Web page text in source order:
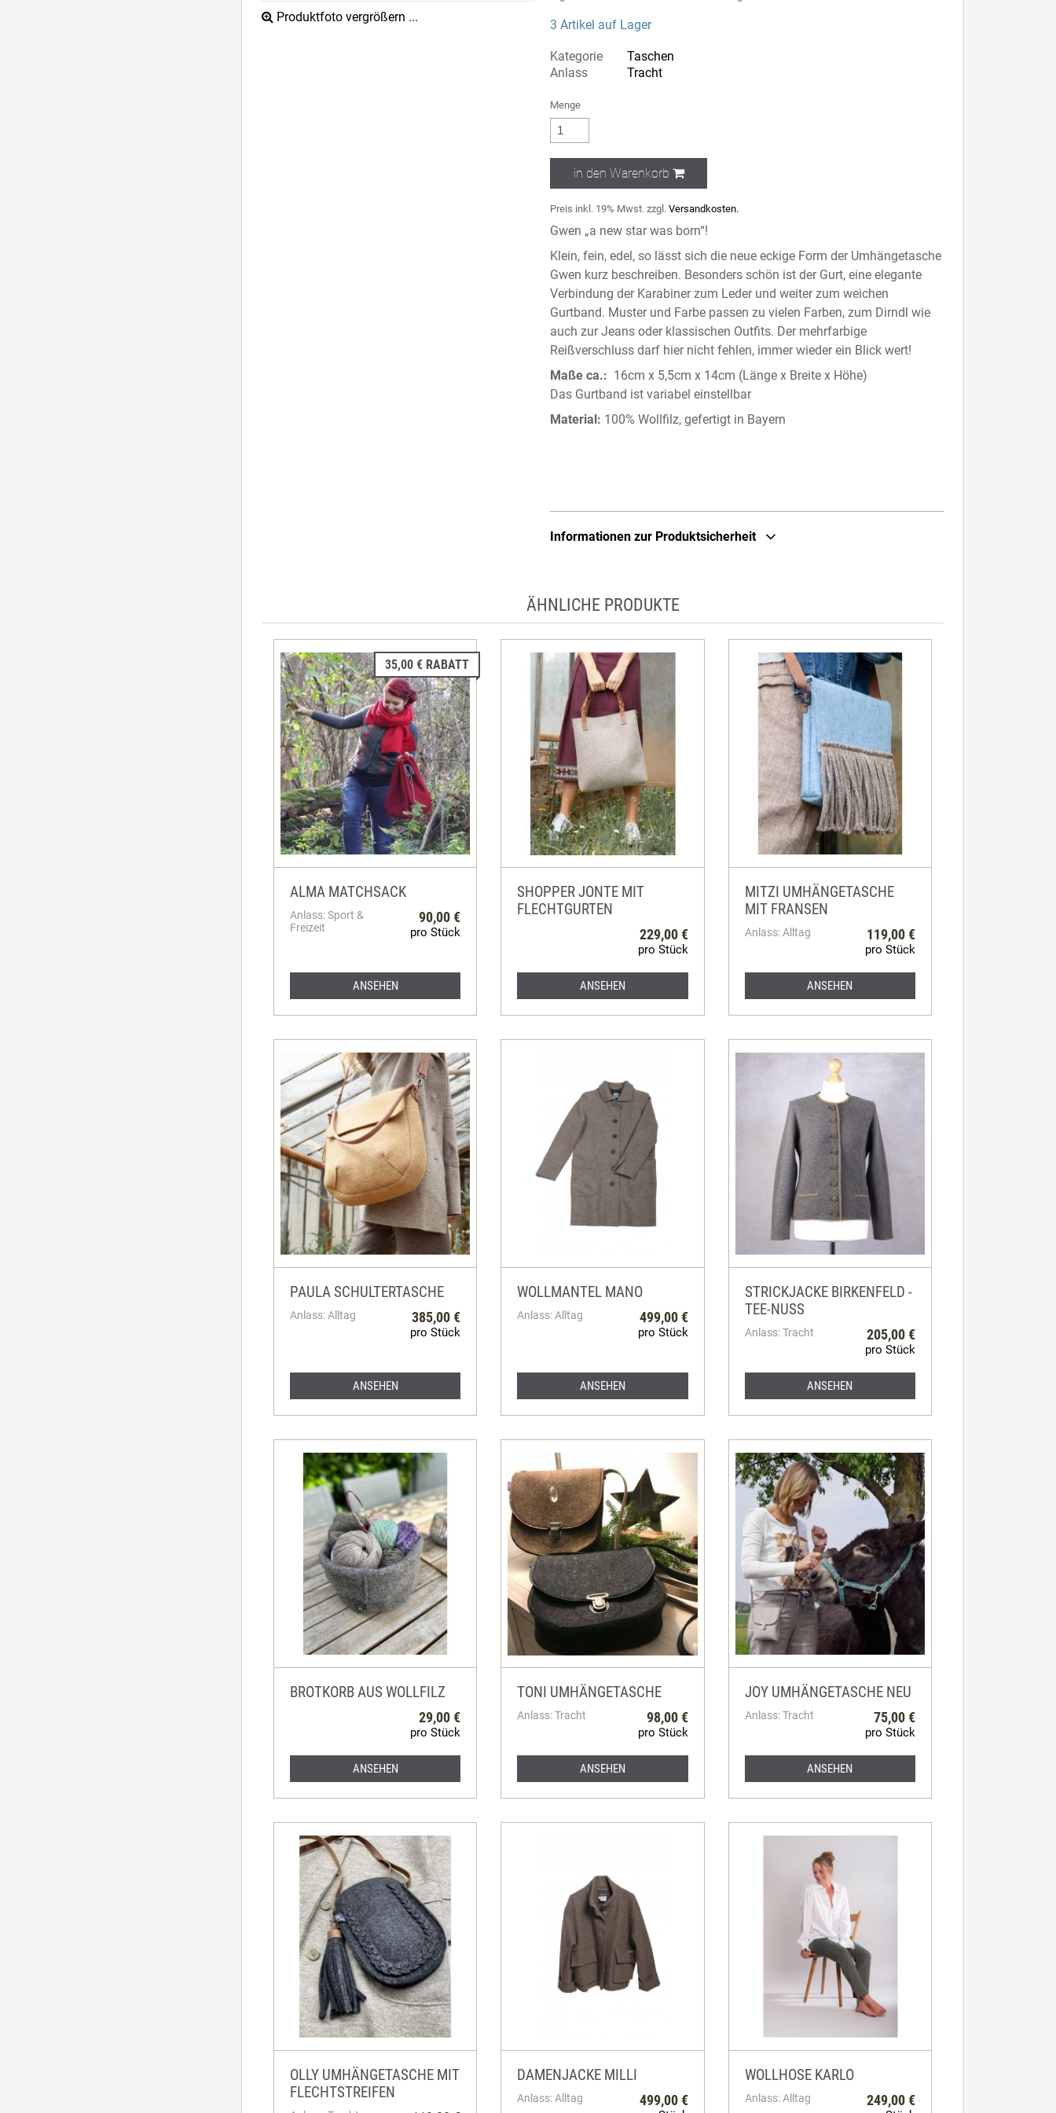
Produktfoto vergrößern ... 3 Artikel auf Lager
Kategorie
Taschen
Anlass
Tracht
Menge
in den Warenkorb
Preis inkl. 19% Mwst. zzgl.Versandkosten.
Gwen „a new star was born“!
Klein, fein, edel, so lässt sich die neue eckige Form der Umhängetasche
Gwen kurz beschreiben. Besonders schön ist der Gurt, eine elegante
Verbindung der Karabiner zum Leder und weiter zum weichen
Gurtband. Muster und Farbe passen zu vielen Farben, zum Dirndl wie
auch zur Jeans oder klassischen Outfits. Der mehrfarbige
Reißverschluss darf hier nicht fehlen, immer wieder ein Blick wert!
Maße ca.: 16cm x 5,5cm x 14cm (Länge x Breite x Höhe)
Das Gurtband ist variabel einstellbar
Material: 100% Wollfilz, gefertigt in Bayern
Informationen zur Produktsicherheit
ÄHNLICHE PRODUKTE
35,00 € RABATT
ALMA MATCHSACK
Anlass: Sport &
Freizeit
90,00 €
pro Stück
ANSEHEN
SHOPPER JONTE MIT
FLECHTGURTEN
229,00 €
pro Stück
ANSEHEN
MITZI UMHÄNGETASCHE
MIT FRANSEN
Anlass: Alltag 119,00 €
pro Stück
ANSEHEN
PAULA SCHULTERTASCHE
Anlass: Alltag 385,00 €
pro Stück
ANSEHEN
WOLLMANTEL MANO
Anlass: Alltag 499,00 €
pro Stück
ANSEHEN
STRICKJACKE BIRKENFELD -
TEE-NUSS
Anlass: Tracht 205,00 €
pro Stück
ANSEHEN
BROTKORB AUS WOLLFILZ
29,00 €
pro Stück
ANSEHEN
TONI UMHÄNGETASCHE
Anlass: Tracht 98,00 €
pro Stück
ANSEHEN
JOY UMHÄNGETASCHE NEU
Anlass: Tracht 75,00 €
pro Stück
ANSEHEN
OLLY UMHÄNGETASCHE MIT
FLECHTSTREIFEN
DAMENJACKE MILLI
Anlass: Alltag 499,00 €
WOLLHOSE KARLO
Anlass: Alltag 249,00 €